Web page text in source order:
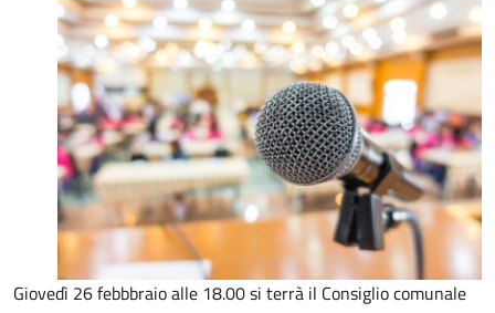
Giovedì 26 febbbraio alle 18.00 si terrà il Consiglio comunale